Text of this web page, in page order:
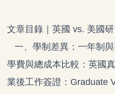
文章目錄｜英國 vs. 美國
一、學制差異：一年制
學費與總成本比較：英國
業後工作簽證：Graduate